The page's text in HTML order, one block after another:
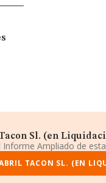
Sl. (en
Ampliado de
TACON SL. (EN